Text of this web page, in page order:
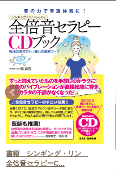
書籍 シンギング・リン
全倍音セラピーC...